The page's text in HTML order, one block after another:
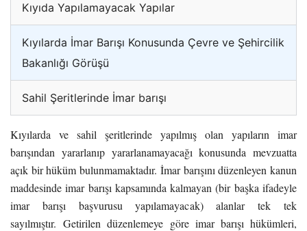
Kıyıda Yapılamayacak Yapılar
Kıyılarda İmar Barışı Konusunda Çevre ve Şehircilik
Bakanlığı Görüşü
Sahil Şeritlerinde İmar barışı
Kıyılarda ve sahil şeritlerinde yapılmış olan yapıların imar
barışından yararlanıp yararlanamayacağı konusunda mevzuatta
açık bir hüküm bulunmamaktadır. İmar barışını düzenleyen kanun
maddesinde imar barışı kapsamında kalmayan (bir başka ifadeyle
imar barışı başvurusu yapılamayacak) alanlar tek tek
sayılmıştır. Getirilen düzenlemeye göre imar barışı hükümleri,